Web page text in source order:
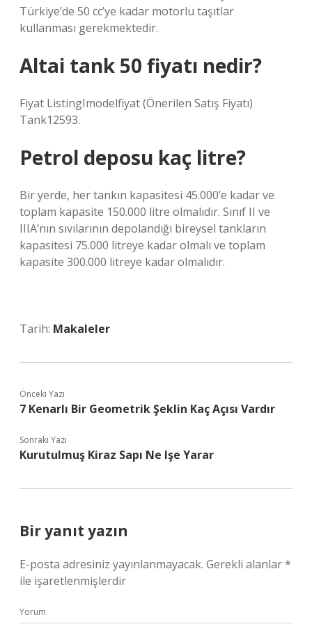
Türkiye’de 50 cc’ye kadar motorlu taşıtlar
kullanması gerekmektedir.
Altai tank 50 fiyatı nedir?
Fiyat ListingImodelfiyat (Önerilen Satış Fiyatı)
Tank12593.
Petrol deposu kaç litre?
Bir yerde, her tankın kapasitesi 45.000’e kadar ve
toplam kapasite 150.000 litre olmalıdır. Sınıf II ve
IIIA’nın sıvılarının depolandığı bireysel tankların
kapasitesi 75.000 litreye kadar olmalı ve toplam
kapasite 300.000 litreye kadar olmalıdır.
Tarih: Makaleler
Önceki Yazı
7 Kenarlı Bir Geometrik Şeklin Kaç Açısı Vardır
Sonraki Yazı
Kurutulmuş Kiraz Sapı Ne Işe Yarar
Bir yanıt yazın
E-posta adresiniz yayınlanmayacak. Gerekli alanlar*
ile işaretlenmişlerdir
Yorum